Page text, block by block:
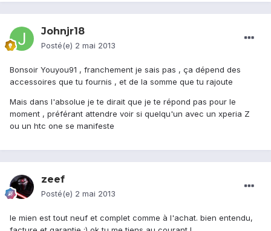
Johnjr18
Posté(e) 2 mai 2013
Bonsoir Youyou91 , franchement je sais pas , ça dépend des
accessoires que tu fournis , et de la somme que tu rajoute
Mais dans l'absolue je te dirait que je te répond pas pour le
moment , préférant attendre voir si quelqu'un avec un xperia Z
ou un htc one se manifeste
zeef
Posté(e) 2 mai 2013
le mien est tout neuf et complet comme à l'achat. bien entendu,